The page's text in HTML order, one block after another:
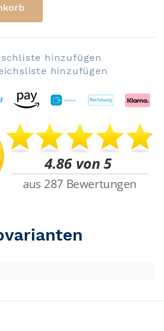
hinzufügen
hinzufügen